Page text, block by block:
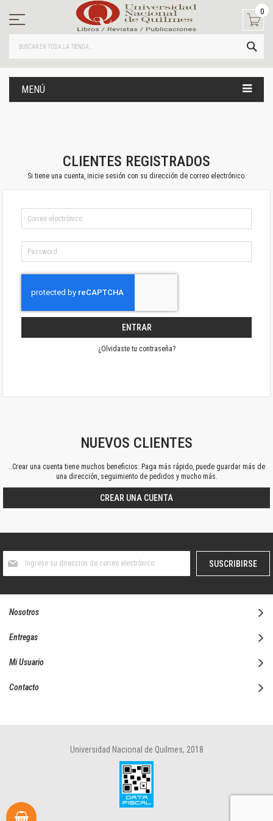
contenido
0
MENÚ
CLIENTES REGISTRADOS
Si tiene una cuenta, inicie sesión con su dirección de correo electrónico.
ENTRAR
¿Olvidaste tu contraseña?
NUEVOS CLIENTES
..Crear una cuenta tiene muchos beneficios: Paga más rápido, puede guardar más de
una dirección, seguimiento de pedidos y mucho más.
CREAR UNA CUENTA
boletín
SUSCRIBIRSE
Nosotros
Entregas
Mi Usuario
Contacto
Universidad Nacional de Quilmes, 2018